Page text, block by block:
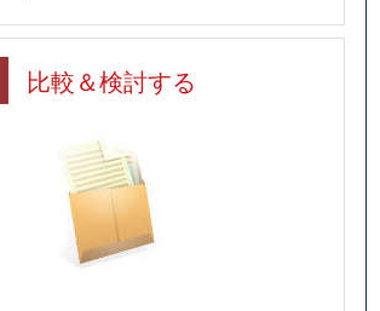
比較＆検討する